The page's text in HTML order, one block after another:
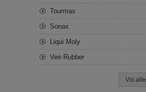
Tourmax
Sonax
Liqui Moly
Vee Rubber
Vis alle